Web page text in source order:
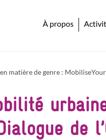
À propos
matière de genre :
de